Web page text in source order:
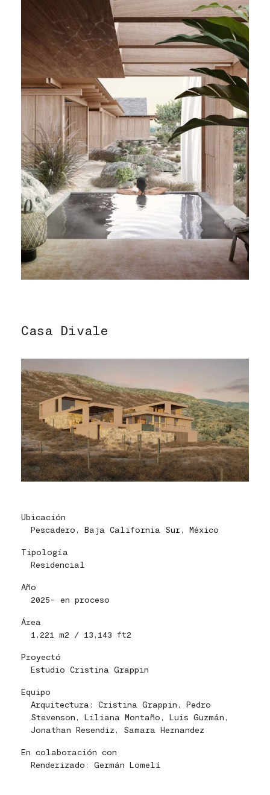
Casa Divale
Ubicación
Pescadero, Baja California Sur, México
Tipología
Residencial
Año
2025- en proceso
Área
1,221 m2 / 13,143 ft2
Proyectó
Estudio Cristina Grappin
Equipo
Arquitectura: Cristina Grappin, Pedro
Stevenson, Liliana Montaño, Luis Guzmán,
Jonathan Resendiz, Samara Hernandez
En colaboración con
Renderizado: Germán Lomelí